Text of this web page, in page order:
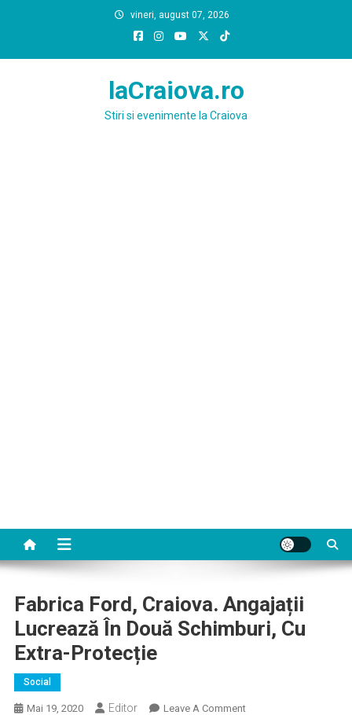
vineri, august 07, 2026
laCraiova.ro
Stiri si evenimente la Craiova
Fabrica Ford, Craiova. Angajații
Lucrează În Două Schimburi, Cu
Extra-Protecție
Social
Mai 19, 2020 Editor Leave A CommentOn